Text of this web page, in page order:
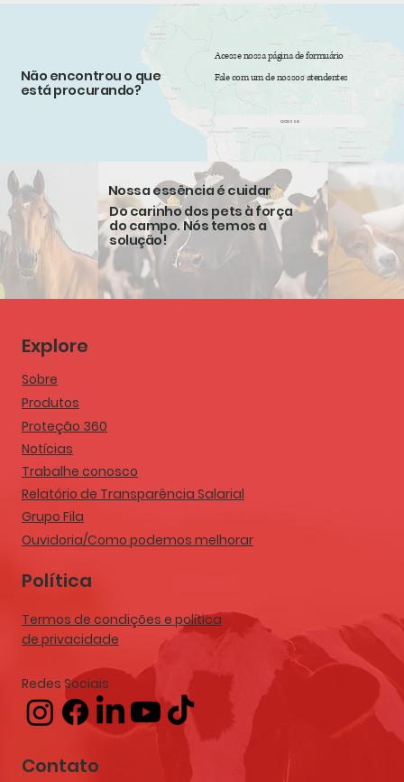
Não encontrou o que
está procurando?
Acesse nossa página de formuário
Fale com um de nossos atendentes
acesse
Nossa essência é cuidar
Do carinho dos pets à força
do campo. Nós temos a
solução!
Explore
Sobre
Produtos
Proteção 360
Notícias
Trabalhe conosco
Relatório de Transparência Salarial
Grupo Fila
Ouvidoria/Como podemos melhorar
Política
Termos de condições e política
de privacidade
Redes Sociais
Contato